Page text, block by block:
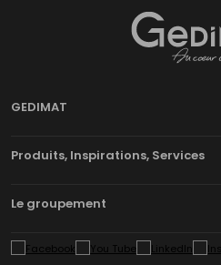
GEDIMAT
Produits, Inspirations, Services
Le groupement